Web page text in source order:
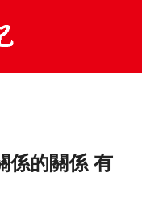
的關係 有